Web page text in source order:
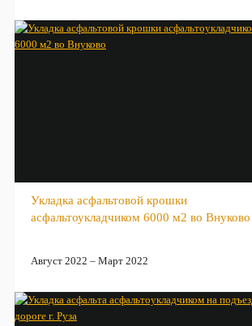
Укладка асфальтовой крошки
асфальтоукладчиком 6000 м2 во Внуково
Август 2022 – Март 2022